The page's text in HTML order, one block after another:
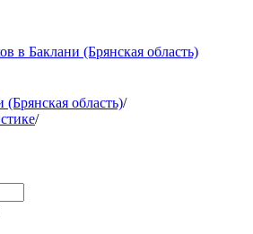
в Баклани (Брянская область)
область)/
/